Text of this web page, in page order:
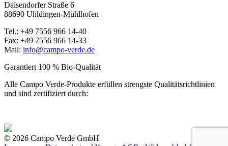
Daisendorfer Straße 6
88690 Uhldingen-Mühlhofen
Tel.: +49 7556 966 14-40
Fax: +49 7556 966 14-33
Mail: info@campo-verde.de
Garantiert 100 % Bio-Qualität
Alle Campo Verde-Produkte erfüllen strengste Qualitäts­richtlinien
und sind zertifiziert durch:
© 2026 Campo Verde GmbH